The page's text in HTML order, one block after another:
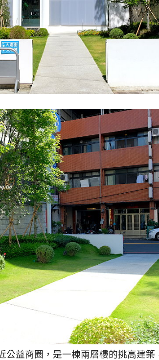
公益商圈，是一棟兩層樓的挑高建